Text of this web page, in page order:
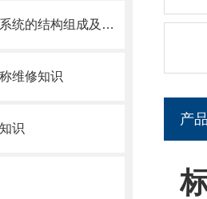
电子防爆结构称量系统的结构组成及其作用
维修知识
识
产